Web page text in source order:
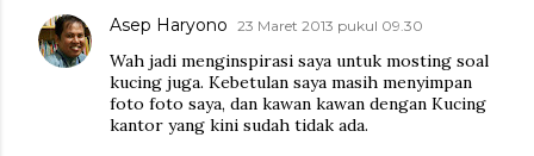
Asep Haryono 23 Maret 2013 pukul 09.30
Wah jadi menginspirasi saya untuk mosting soal
kucing juga. Kebetulan saya masih menyimpan
foto foto saya, dan kawan kawan dengan Kucing
kantor yang kini sudah tidak ada.